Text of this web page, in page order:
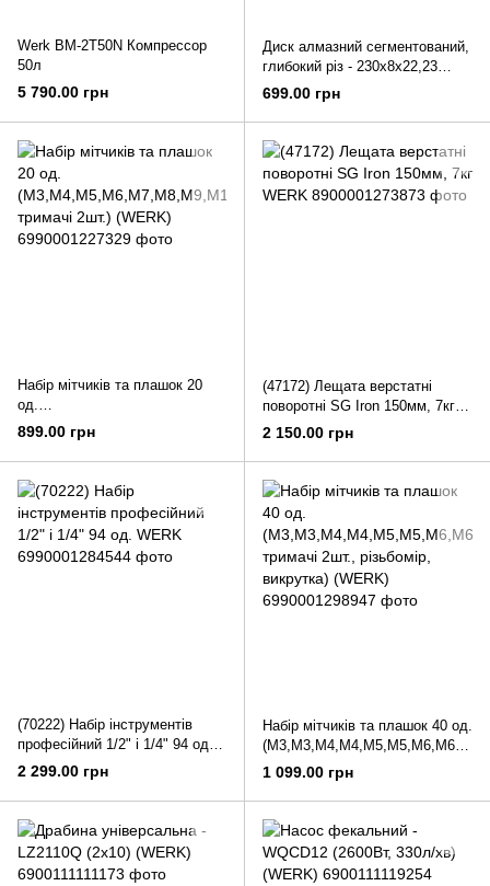
Werk BM-2T50N Компрессор
50л
5 790.00 грн
Диск алмазний сегментований,
глибокий різ - 230х8х22,23
(WERK)
699.00 грн
Набір мітчиків та плашок 20
од.
(М3,М4,М5,М6,М7,М8,М9,М10,
М12, тримачі 2шт.) (WERK)
899.00 грн
(47172) Лещата верстатні
поворотні SG Iron 150мм, 7кг
WERK
2 150.00 грн
(70222) Набір інструментів
професійний 1/2" і 1/4" 94 од.
WERK
2 299.00 грн
Набір мітчиків та плашок 40 од.
(M3,M3,M4,M4,M5,M5,M6,M6),
тримачі 2шт., різьбомір,
викрутка) (WERK)
1 099.00 грн